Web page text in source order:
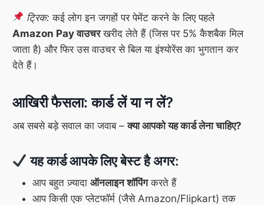
ट्रिक: कई लोग इन जगहों पर पेमेंट करने के लिए पहले
Amazon Pay वाउचरखरीद लेते हैं (जिस पर 5% कैशबैक मिल
जाता है) और फिर उस वाउचर से बिल या इंश्योरेंस का भुगतान कर
देते हैं।
आखिरी फैसला: कार्ड लें या न लें?
अब सबसे बड़े सवाल का जवाब –क्या आपको यह कार्ड लेना चाहिए?
यह कार्ड आपके लिए बेस्ट है अगर:
आप बहुत ज़्यादा ऑनलाइन शॉपिंगकरते हैं
आप किसी एक प्लेटफॉर्म (जैसे Amazon/Flipkart) तक